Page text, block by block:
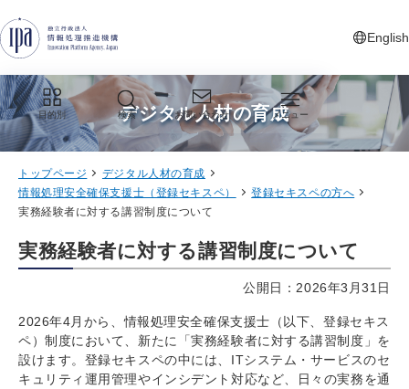
English
新しいタ
目的別 検索 お問い合わせ メニュー
デジタル人材の育成
トップページ
デジタル人材の育成
情報処理安全確保支援士（登録セキスペ）
登録セキスペの方へ
実務経験者に対する講習制度について
実務経験者に対する講習制度について
公開日：2026年3月31日
2026年4月から、情報処理安全確保支援士（以下、登録セキス
ペ）制度において、新たに「実務経験者に対する講習制度」を
設けます。登録セキスペの中には、ITシステム・サービスのセ
キュリティ運用管理やインシデント対応など、日々の実務を通